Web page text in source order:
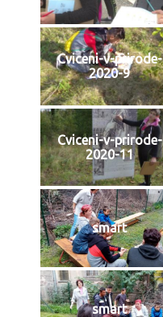
Cviceni-v-prirode-
2020-9
Cviceni-v-prirode-
2020-11
smart
smart